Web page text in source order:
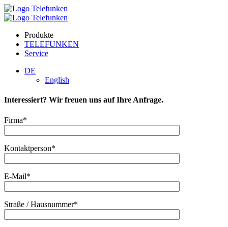
Produkte
TELEFUNKEN
Service
DE
English
Interessiert? Wir freuen uns auf Ihre Anfrage.
Firma*
Kontaktperson*
E-Mail*
Straße / Hausnummer*